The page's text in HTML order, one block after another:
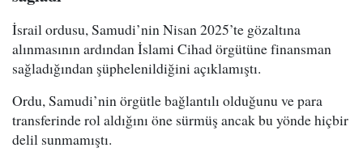
İsrail ordusu, Samudi’nin Nisan 2025’te gözaltına
alınmasının ardından İslami Cihad örgütüne finansman
sağladığından şüphelenildiğini açıklamıştı.
Ordu, Samudi’nin örgütle bağlantılı olduğunu ve para
transferinde rol aldığını öne sürmüş ancak bu yönde hiçbir
delil sunmamıştı.